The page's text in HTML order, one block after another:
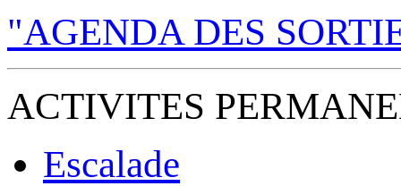
"AGENDA DES
ACTIVITES
Escalade